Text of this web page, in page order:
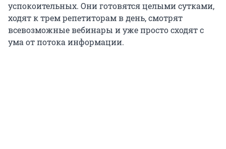
успокоительных. Они готовятся целыми сутками,
ходят к трем репетиторам в день, смотрят
всевозможные вебинары и уже просто сходят с
ума от потока информации.